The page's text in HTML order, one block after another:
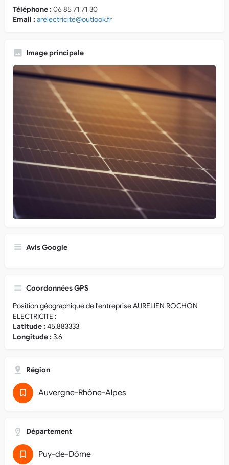
Téléphone :06 85 71 71 30
Email :arelectricite@outlook.fr
Image principale
Avis Google
Coordonnées GPS
Position géographique de l'entreprise AURELIEN ROCHON
ELECTRICITE :
Latitude :45.883333
Longitude :3.6
Région
Auvergne-Rhône-Alpes
Département
Puy-de-Dôme